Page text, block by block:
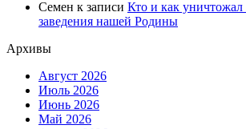
Семен к записи Кто и как
заведения нашей Родины
Архивы
Август 2026
Июль 2026
Июнь 2026
Май 2026